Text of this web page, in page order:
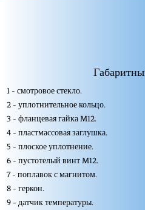
1 - смотровое стекло.
2 - уплотнительное кольцо.
3 - фланцевая гайка M12.
4 - пластмассовая заглушка.
5 - плоское уплотнение.
6 - пустотелый винт M12.
7 - поплавок с магнитом.
8 - геркон.
9 - датчик температуры.